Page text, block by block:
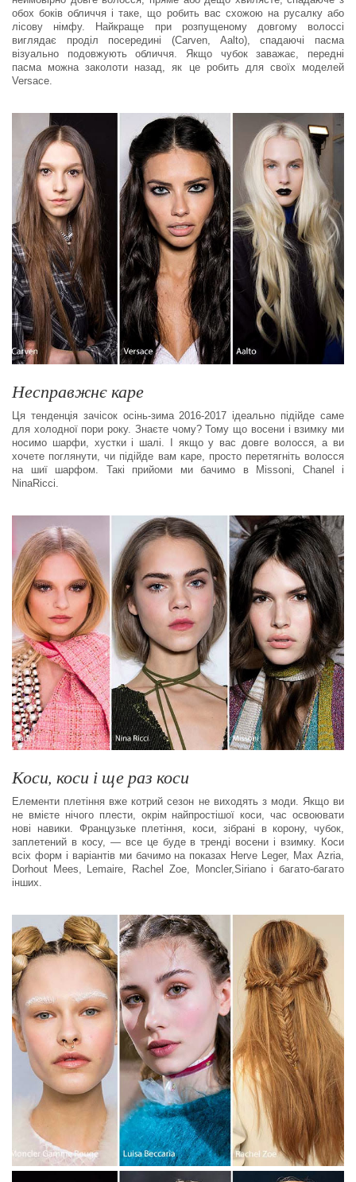
обох боків обличчя і таке, що робить вас схожою на русалку або
лісову німфу. Найкраще при розпущеному довгому волоссі
виглядає проділ посередині (Carven, Aalto), спадаючі пасма
візуально подовжують обличчя. Якщо чубок заважає, передні
пасма можна заколоти назад, як це робить для своїх моделей
Versace.
Несправжнє каре
Ця тенденція зачісок осінь-зима 2016-2017 ідеально підійде саме
для холодної пори року. Знаєте чому? Тому що восени і взимку ми
носимо шарфи, хустки і шалі. І якщо у вас довге волосся, а ви
хочете поглянути, чи підійде вам каре, просто перетягніть волосся
на шиї шарфом. Такі прийоми ми бачимо в Missoni, Chanel і
NinaRicci.
Коси, коси і ще раз коси
Елементи плетіння вже котрий сезон не виходять з моди. Якщо ви
не вмієте нічого плести, окрім найпростішої коси, час освоювати
нові навики. Французьке плетіння, коси, зібрані в корону, чубок,
заплетений в косу, — все це буде в тренді восени і взимку. Коси
всіх форм і варіантів ми бачимо на показах Herve Leger, Мах Azria,
Dorhout Mees, Lemaire, Rachel Zoe, Moncler,Siriano і багато-багато
інших.